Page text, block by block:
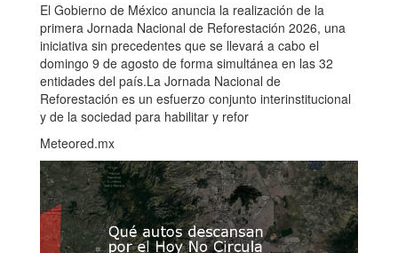
El Gobierno de México anuncia la realización de la
primera Jornada Nacional de Reforestación 2026, una
iniciativa sin precedentes que se llevará a cabo el
domingo 9 de agosto de forma simultánea en las 32
entidades del país.La Jornada Nacional de
Reforestación es un esfuerzo conjunto interinstitucional
y de la sociedad para habilitar y refor
Meteored.mx